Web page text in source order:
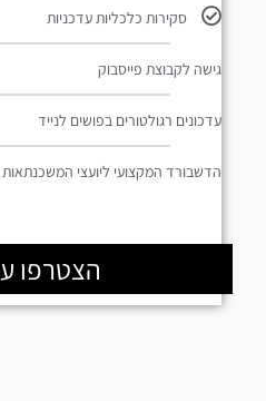
סקירות כלכליות עדכניות
גישה לקבוצת פייסבוק
עדכונים רגולטורים בפושים לנייד​
הדשבורד המקצועי ליועצי המשכנתאות
הצטרפו